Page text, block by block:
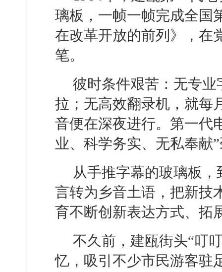
璃板，一帧一帧完成全国
在改革开放的前列》，在
笔。
彼时条件艰苦：无专
拉；无高效翻录机，就每
音便在深夜进行。第一代
业、科学务实、无私奉献
从手推字幕的玻璃板
言转为乡音土语，把新技
育不断创新表达方式、拓
不久前，建瓯街头“叮
忆，吸引不少市民游客驻